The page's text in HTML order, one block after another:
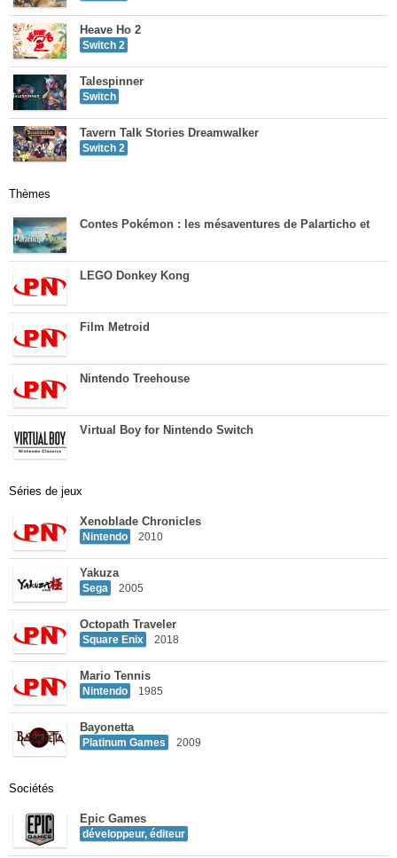
Heave Ho 2
Switch 2
Talespinner
Switch
Tavern Talk Stories Dreamwalker
Switch 2
Thèmes
Contes Pokémon : les mésaventures de Palarticho et
LEGO Donkey Kong
Film Metroid
Nintendo Treehouse
Virtual Boy for Nintendo Switch
Séries de jeux
Xenoblade Chronicles
Nintendo 2010
Yakuza
Sega 2005
Octopath Traveler
Square Enix 2018
Mario Tennis
Nintendo 1985
Bayonetta
Platinum Games 2009
Sociétés
Epic Games
développeur, éditeur